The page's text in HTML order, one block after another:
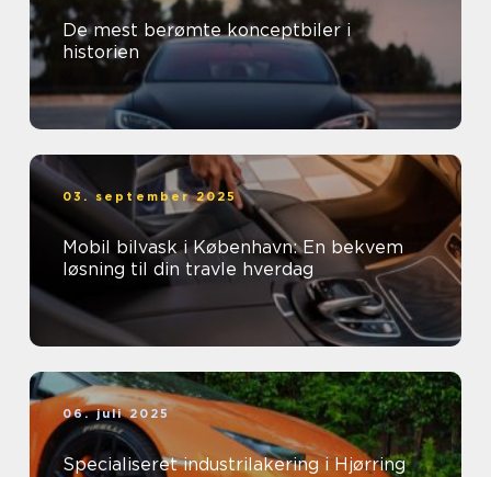
De mest berømte konceptbiler i
historien
03. september 2025
Mobil bilvask i København: En bekvem
løsning til din travle hverdag
06. juli 2025
Specialiseret industrilakering i Hjørring